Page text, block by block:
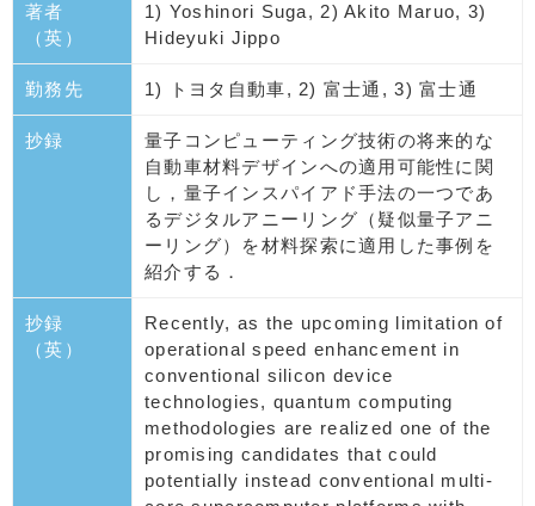
著者
（英）
1) Yoshinori Suga, 2) Akito Maruo, 3)
Hideyuki Jippo
勤務先 1) トヨタ自動車, 2) 富士通, 3) 富士通
抄録
量子コンピューティング技術の将来的な
自動車材料デザインへの適用可能性に関
し，量子インスパイアド手法の一つであ
るデジタルアニーリング（疑似量子アニ
ーリング）を材料探索に適用した事例を
紹介する．
抄録
（英）
Recently, as the upcoming limitation of
operational speed enhancement in
conventional silicon device
technologies, quantum computing
methodologies are realized one of the
promising candidates that could
potentially instead conventional multi-